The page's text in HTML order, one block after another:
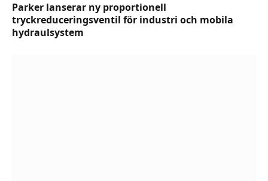
Parker lanserar ny proportionell
tryckreduceringsventil för industri och mobila
hydraulsystem